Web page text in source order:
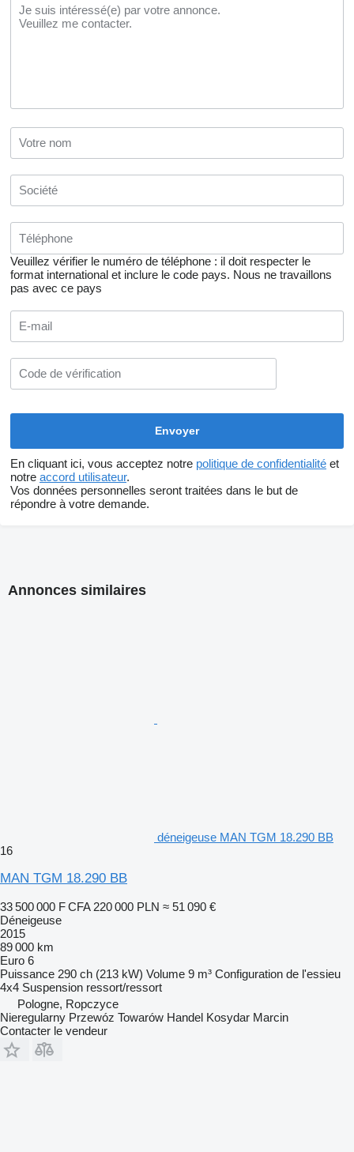
Veuillez vérifier le numéro de téléphone : il doit respecter le
format international et inclure le code pays. Nous ne travaillons
pas avec ce pays
En cliquant ici, vous acceptez notre politique de confidentialité et
notre accord utilisateur.
Vos données personnelles seront traitées dans le but de
répondre à votre demande.
Annonces similaires
déneigeuse MAN TGM 18.290 BB
16
MAN TGM 18.290 BB
33 500 000 F CFA 220 000 PLN ≈ 51 090 €
Déneigeuse
2015
89 000 km
Euro 6
Puissance 290 ch (213 kW) Volume 9 m³ Configuration de l'essieu
4x4 Suspension ressort/ressort
Pologne, Ropczyce
Nieregularny Przewóz Towarów Handel Kosydar Marcin
Contacter le vendeur